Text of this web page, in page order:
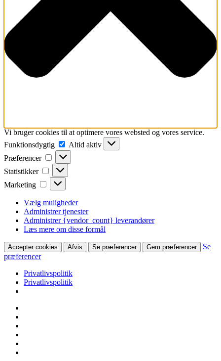
Vi bruger cookies til at optimere vores websted og vores service.
Funktionsdygtig
Funktionsdygtig
Altid aktiv
Præferencer
Præferencer
Statistikker Statistikker
Marketing Marketing
Vælg muligheder
Administrer tjenester
Administrer {vendor_count} leverandører
Læs mere om disse formål
Accepter cookies Afvis Se præferencer Gem præferencer
Se
præferencer
Privatlivspolitik
Privatlivspolitik
Skip
main
content